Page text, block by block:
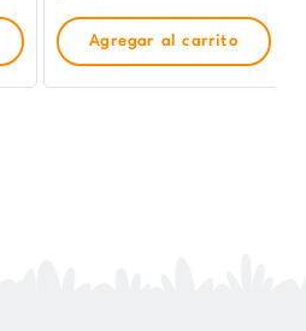
Agregar al carrito